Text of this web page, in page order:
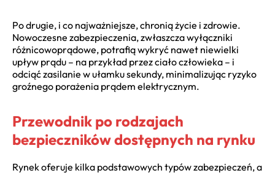
Po drugie, i co najważniejsze, chronią życie i zdrowie.
Nowoczesne zabezpieczenia, zwłaszcza wyłączniki
różnicowoprądowe, potrafią wykryć nawet niewielki
upływ prądu – na przykład przez ciało człowieka – i
odciąć zasilanie w ułamku sekundy, minimalizując ryzyko
groźnego porażenia prądem elektrycznym.
Przewodnik po rodzajach
bezpieczników dostępnych na rynku
Rynek oferuje kilka podstawowych typów zabezpieczeń, a